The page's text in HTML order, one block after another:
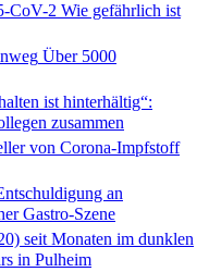
CoV-2 Wie gefährlich ist
Über 5000
ist hinterhältig“:
zusammen
von Corona-Impfstoff
an
Gastro-Szene
seit Monaten im dunklen
in Pulheim